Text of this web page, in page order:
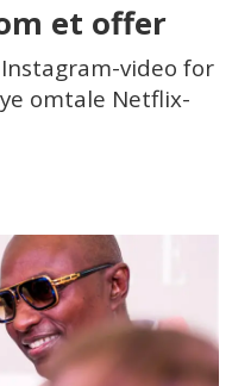
et offer
video for
omtale Netflix-